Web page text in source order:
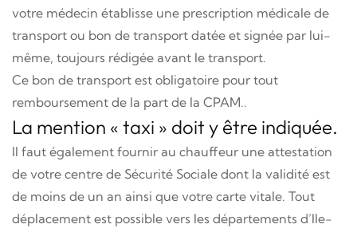
votre médecin établisse une prescription médicale de
transport ou bon de transport datée et signée par lui-
même, toujours rédigée avant le transport.
Ce bon de transport est obligatoire pour tout
remboursement de la part de la CPAM..
La mention « taxi » doit y être indiquée.
Il faut également fournir au chauffeur une attestation
de votre centre de Sécurité Sociale dont la validité est
de moins de un an ainsi que votre carte vitale. Tout
déplacement est possible vers les départements d’Ile-